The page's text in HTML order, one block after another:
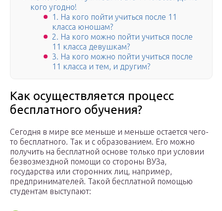
кого угодно!
1. На кого пойти учиться после 11
класса юношам?
2. На кого можно пойти учиться после
11 класса девушкам?
3. На кого можно пойти учиться после
11 класса и тем, и другим?
Как осуществляется процесс
бесплатного обучения?
Сегодня в мире все меньше и меньше остается чего-
то бесплатного. Так и с образованием. Его можно
получить на бесплатной основе только при условии
безвозмездной помощи со стороны ВУЗа,
государства или сторонних лиц, например,
предпринимателей. Такой бесплатной помощью
студентам выступают: